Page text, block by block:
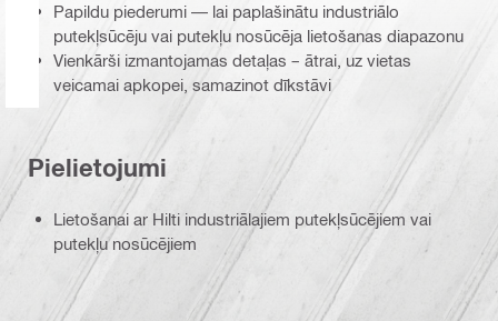
Papildu piederumi — lai paplašinātu industriālo
putekļsūcēju vai putekļu nosūcēja lietošanas diapazonu
Vienkārši izmantojamas detaļas – ātrai, uz vietas
veicamai apkopei, samazinot dīkstāvi
Pielietojumi
Lietošanai ar Hilti industriālajiem putekļsūcējiem vai
putekļu nosūcējiem